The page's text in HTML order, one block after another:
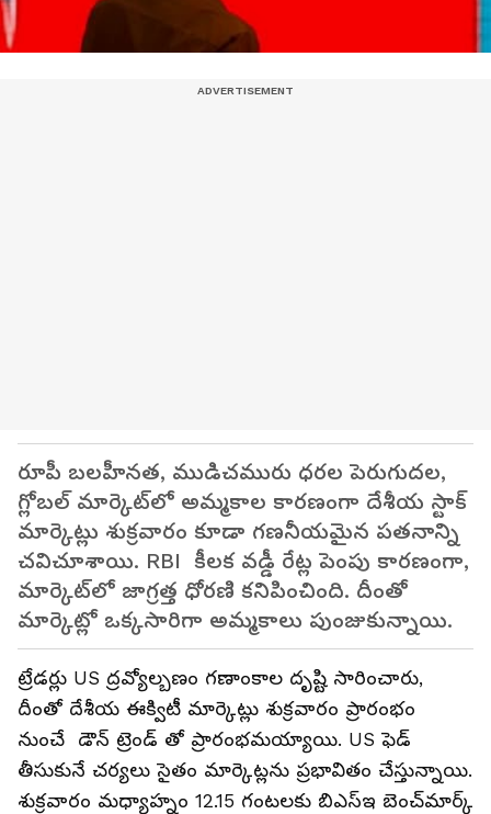
రూపీ బలహీనత, ముడిచమురు ధరల పెరుగుదల,
గ్లోబల్ మార్కెట్‌లో అమ్మకాల కారణంగా దేశీయ స్టాక్
మార్కెట్లు శుక్రవారం కూడా గణనీయమైన పతనాన్ని
చవిచూశాయి. RBI కీలక వడ్డీ రేట్ల పెంపు కారణంగా,
మార్కెట్‌లో జాగ్రత్త ధోరణి కనిపించింది. దీంతో
మార్కెట్లో ఒక్కసారిగా అమ్మకాలు పుంజుకున్నాయి.
ట్రేడర్లు US ద్రవ్యోల్బణం గణాంకాల దృష్టి సారించారు,
దీంతో దేశీయ ఈక్విటీ మార్కెట్లు శుక్రవారం ప్రారంభం
నుంచే డౌన్ ట్రెండ్ తో ప్రారంభమయ్యాయి. US ఫెడ్
తీసుకునే చర్యలు సైతం మార్కెట్లను ప్రభావితం చేస్తున్నాయి.
శుక్రవారం మధ్యాహ్నం 12.15 గంటలకు బిఎస్‌ఇ బెంచ్‌మార్క్